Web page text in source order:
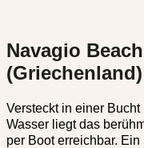
Navagio
(Griechenland)
Versteckt in einer
Wasser liegt das
per Boot erreichbar.